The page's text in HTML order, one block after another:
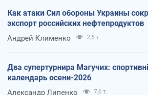
Как атаки Сил обороны Украины
экспорт российских нефтепродуктов
Андрей Клименко 2,6 т.
Два супертурнира Магучих:
календарь осени-2026
Александр Липенко 7,6 т.